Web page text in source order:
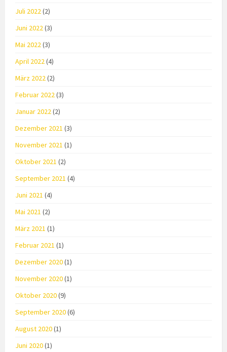
Juli 2022(2)
Juni 2022(3)
Mai 2022(3)
April 2022(4)
März 2022(2)
Februar 2022(3)
Januar 2022(2)
Dezember 2021 (3)
November 2021 (1)
Oktober 2021 (2)
September 2021 (4)
Juni 2021 (4)
Mai 2021 (2)
März 2021 (1)
Februar 2021 (1)
Dezember 2020(1)
November 2020(1)
Oktober 2020(9)
September 2020(6)
August 2020(1)
Juni 2020(1)